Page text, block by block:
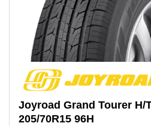
Joyroad Grand Tourer H/
205/70R15 96H